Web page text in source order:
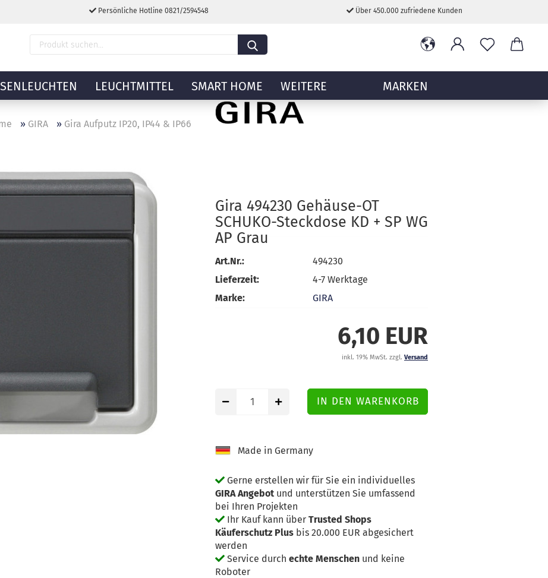
Persönliche Hotline 0821/2594548 Über 450.000 zufriedene Kunden
LEUCHTMITTEL SMART HOME MARKEN
WEITERE
» GIRA » Gira Aufputz IP20, IP44 & IP66
Gira 494230 Gehäuse-OT
SCHUKO-Steckdose KD + SP WG
AP Grau
Art.Nr.:
494230
Lieferzeit:
4-7 Werktage
Marke:
GIRA
6,10 EUR
inkl. 19% MwSt. zzgl. Versand
Made in Germany
Gerne erstellen wir für Sie ein individuelles
GIRA Angebot und unterstützen Sie umfassend
bei Ihren Projekten
Ihr Kauf kann über Trusted Shops
Käuferschutz Plus bis 20.000 EUR abgesichert
werden
Service durch echte Menschen und keine
Roboter